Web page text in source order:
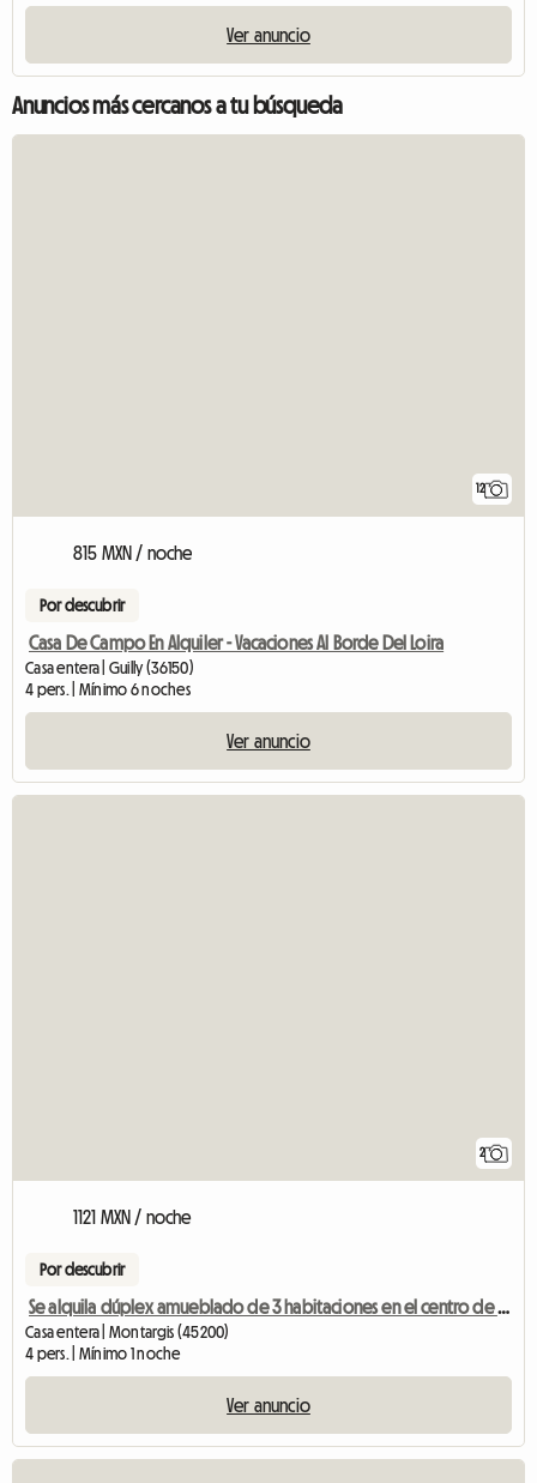
Ver anuncio
Anuncios más cercanos a tu búsqueda
12
815 MXN / noche
Por descubrir
Casa De Campo En Alquiler - Vacaciones Al Borde Del Loira
Casa entera | Guilly (36150)
4 pers. | Mínimo 6 noches
Ver anuncio
2
1121 MXN / noche
Por descubrir
Se alquila dúplex amueblado de 3 habitaciones en el centro de Montargis.
Casa entera | Montargis (45200)
4 pers. | Mínimo 1 noche
Ver anuncio